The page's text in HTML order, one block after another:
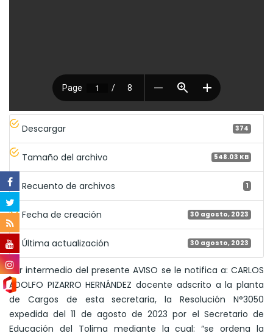
Descargar 374
Tamaño del archivo 548.03 KB
Recuento de archivos 1
Fecha de creación 30 agosto, 2023
Última actualización 30 agosto, 2023
Por intermedio del presente AVISO se le notifica a: CARLOS
ADOLFO PIZARRO HERNÁNDEZ docente adscrito a la planta
de Cargos de esta secretaria, la Resolución N°3050
expedida del 11 de agosto de 2023 por el Secretario de
Educación del Tolima mediante la cual: “se ordena la